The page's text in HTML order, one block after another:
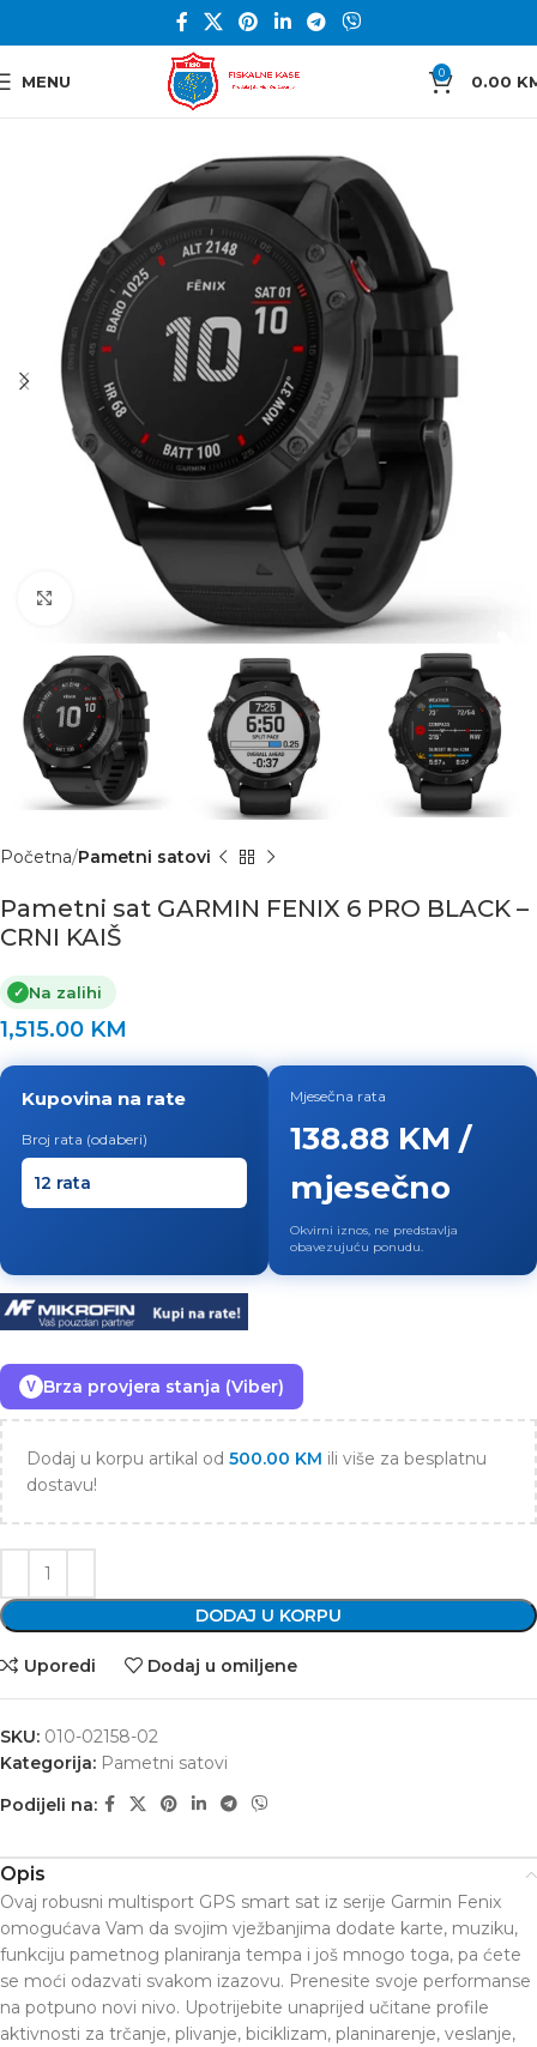
MENU 0 0.00
Click to enlarge
Početna Pametni satovi
Pametni sat GARMIN FENIX 6 PRO BLACK –
CRNI KAIŠ
✓ Na zalihi
1,515.00 KM
Kupovina na rate
Broj rata (odaberi)
Mjesečna rata
138.88 KM /
mjesečno
Okvirni iznos, ne predstavlja
obavezujuću ponudu.
V Brza provjera stanja (Viber)
Dodaj u korpu artikal od 500.00 KM ili više za besplatnu
dostavu!
DODAJ U KORPU
Uporedi Dodaj u omiljene
SKU: 010-02158-02
Kategorija: Pametni satovi
Podijeli na:
Opis
Ovaj robusni multisport GPS smart sat iz serije Garmin Fenix
omogućava Vam da svojim vježbanjima dodate karte, muziku,
funkciju pametnog planiranja tempa i još mnogo toga, pa ćete
se moći odazvati svakom izazovu. Prenesite svoje performanse
na potpuno novi nivo. Upotrijebite unaprijed učitane profile
aktivnosti za trčanje, plivanje, biciklizam, planinarenje, veslanje,